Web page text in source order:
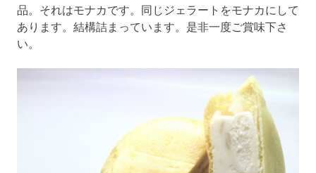
品。それはモナカです。同じジェラートをモナカにして
あります。結構詰まっています。是非一度ご賞味下さ
い。